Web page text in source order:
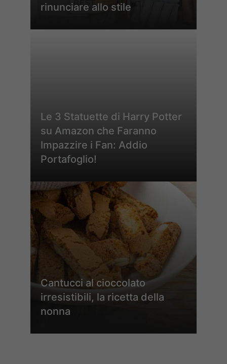
rinunciare allo stile
Le 3 Statuette di Harry Potter
su Amazon che Faranno
Impazzire i Fan: Addio
Portafoglio!
Cantucci al cioccolato
irresistibili, la ricetta della
nonna